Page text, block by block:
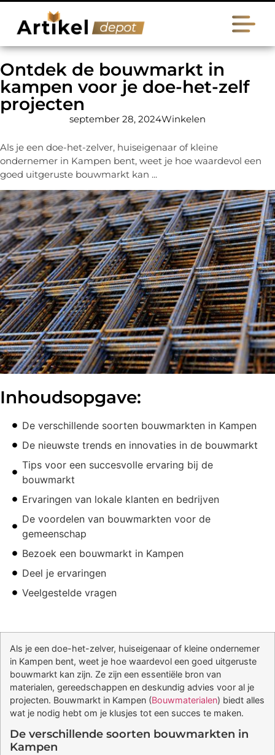
Ontdek de bouwmarkt in
kampen voor je doe-het-zelf
projecten
september 28, 2024Winkelen
Als je een doe-het-zelver, huiseigenaar of kleine
ondernemer in Kampen bent, weet je hoe waardevol een
goed uitgeruste bouwmarkt kan ...
Inhoudsopgave:
De verschillende soorten bouwmarkten in Kampen
De nieuwste trends en innovaties in de bouwmarkt
Tips voor een succesvolle ervaring bij de
bouwmarkt
Ervaringen van lokale klanten en bedrijven
De voordelen van bouwmarkten voor de
gemeenschap
Bezoek een bouwmarkt in Kampen
Deel je ervaringen
Veelgestelde vragen
Als je een doe-het-zelver, huiseigenaar of kleine ondernemer
in Kampen bent, weet je hoe waardevol een goed uitgeruste
bouwmarkt kan zijn. Ze zijn een essentiële bron van
materialen, gereedschappen en deskundig advies voor al je
projecten. Bouwmarkt in Kampen (Bouwmaterialen) biedt alles
wat je nodig hebt om je klusjes tot een succes te maken.
De verschillende soorten bouwmarkten in
Kampen